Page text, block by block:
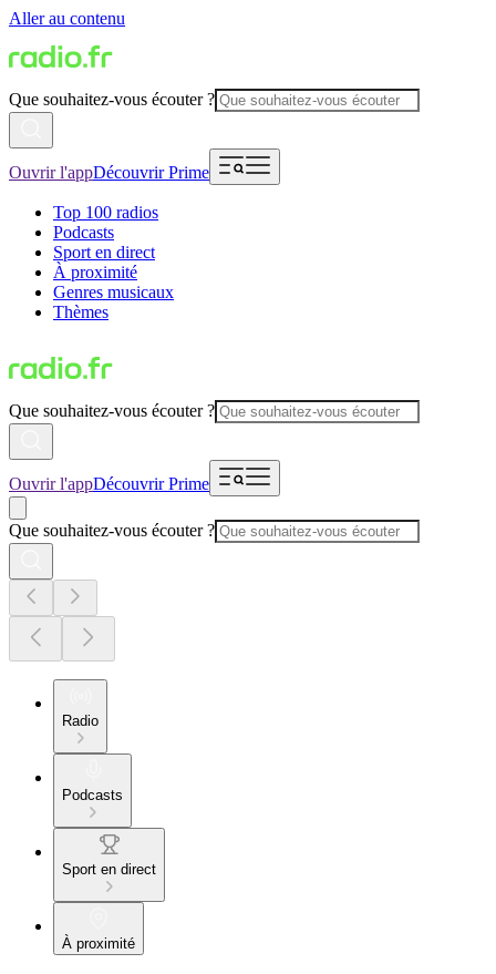
Aller au contenu
Que souhaitez-vous écouter ?
Ouvrir l'appDécouvrir Prime
Top 100 radios
Podcasts
Sport en direct
À proximité
Genres musicaux
Thèmes
Que souhaitez-vous écouter ?
Ouvrir l'appDécouvrir Prime
Que souhaitez-vous écouter ?
Radio
Podcasts
Sport en direct
À proximité